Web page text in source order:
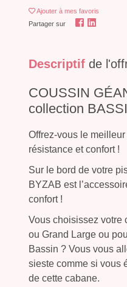
Ajouter à mes favoris
Partager sur
Descriptif de
COUSSIN
collection
Offrez-vous le
résistance et confort !
Sur le bord de votre
BYZAB est
confort !
Vous choisissez votre
ou Grand Large ou
Bassin ? Vous vous
sieste comme si vous
de cette cabane.